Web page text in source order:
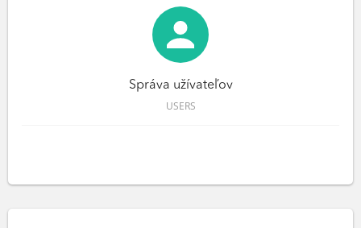
Správa užívateľov
USERS